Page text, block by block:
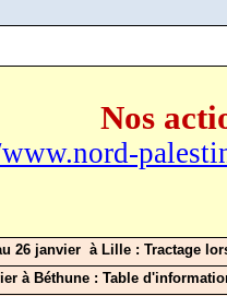
Nos
26 janvier à Lille : Tractage
à Béthune : Table